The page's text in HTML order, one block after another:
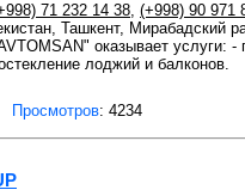
71 232 14 38, (+998) 90 971
Ташкент, Мирабадский
оказывает услуги:
лоджий и балконов.
Просмотров: 4234